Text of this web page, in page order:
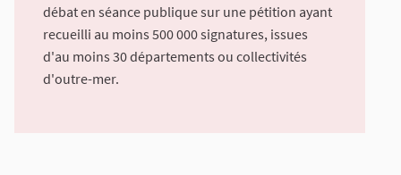
débat en séance publique sur une pétition ayant
recueilli au moins 500 000 signatures, issues
d'au moins 30 départements ou collectivités
d'outre-mer.